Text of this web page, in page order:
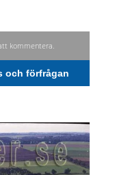
kommentera.
och förfrågan